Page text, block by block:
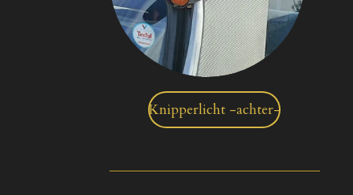
Knipperlicht -achter-